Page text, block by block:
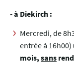
- à Diekirch :
Mercredi, de
entrée à 16h00)
mois, sans